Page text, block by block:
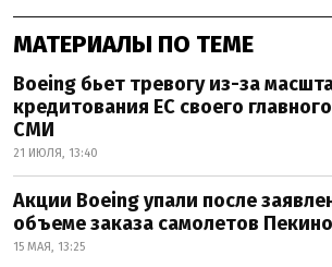
МАТЕРИАЛЫ ПО ТЕМЕ
Boeing бьет тревогу из-за
кредитования ЕС своего
СМИ
21 ИЮЛЯ, 13:40
Акции Boeing упали после
объеме заказа самолетов
15 МАЯ, 13:25